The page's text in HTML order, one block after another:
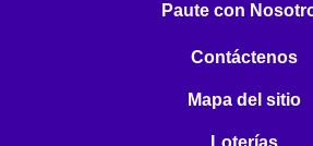
Paute con
Contáctenos
Mapa del sitio
Loterías